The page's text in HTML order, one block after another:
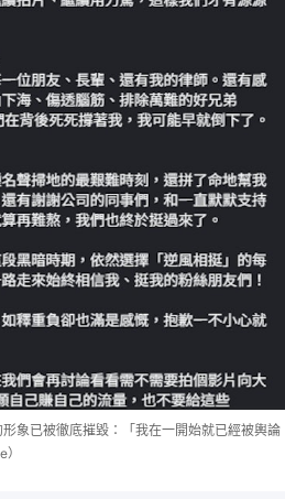
象已被徹底摧毀：「我在一開始就已經被輿論